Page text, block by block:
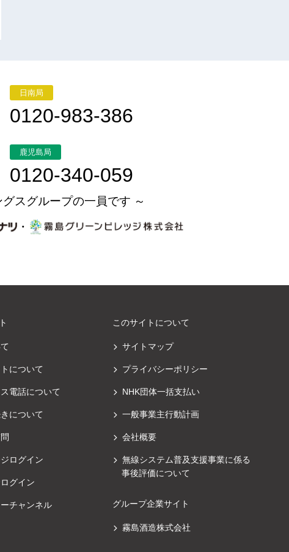
日南局
0120-983-386
鹿児島局
0120-340-059
スグループの一員です ～
・
について
電話について
について
ログイン
グイン
チャンネル
このサイトについて
サイトマップ
プライバシーポリシー
NHK団体一括支払い
一般事業主行動計画
会社概要
無線システム普及支援事業に係る
事後評価について
グループ企業サイト
霧島酒造株式会社